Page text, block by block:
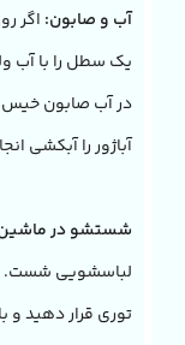
آب و صابون: اگر
یک سطل را با آب
در آب صابون خیس
آباژور را آبکشی
شستشو در
لباسشویی شست.
توری قرار دهید و